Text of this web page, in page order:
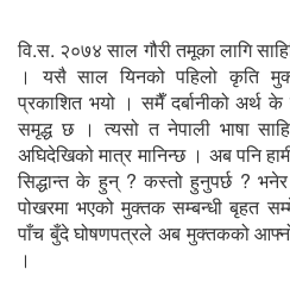
वि.स. २०७४ साल गौरी तमूका लागि
। यसै साल यिनको पहिलो कृति
प्रकाशित भयो । समैँ दर्बानीको अर्थ
समृद्ध छ । त्यसो त नेपाली भाषा
अघिदेखिको मात्र मानिन्छ । अब पनि
सिद्धान्त के हुन् ? कस्तो हुनुपर्छ ?
पोखरमा भएको मुक्तक सम्बन्धी बृहत
पाँच बुँदे घोषणपत्रले अब मुक्तकको
।